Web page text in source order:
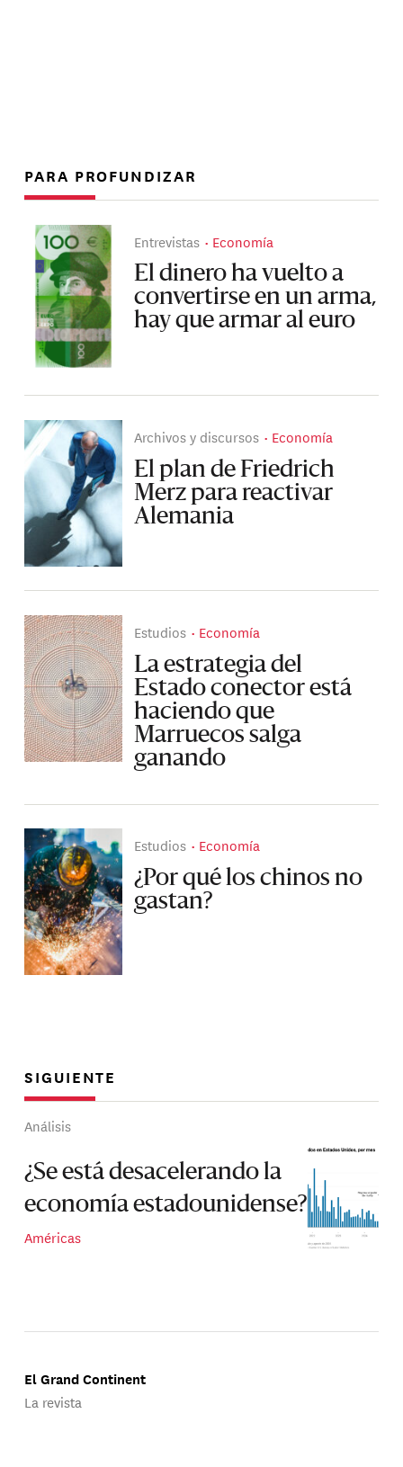
PARA PROFUNDIZAR
Entrevistas Economía
El dinero ha vuelto a
convertirse en un arma,
hay que armar al euro
Archivos y discursos Economía
El plan de Friedrich
Merz para reactivar
Alemania
Estudios Economía
La estrategia del
Estado conector está
haciendo que
Marruecos salga
ganando
Estudios Economía
¿Por qué los chinos no
gastan?
SIGUIENTE
Análisis
¿Se está desacelerando la
economía estadounidense?
Américas
El Grand Continent
La revista